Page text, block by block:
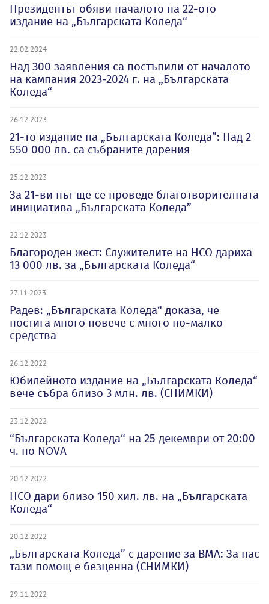
Президентът обяви началото на 22-ото
издание на „Българската Коледа“
22.02.2024
Над 300 заявления са постъпили от началото
на кампания 2023-2024 г. на „Българската
Коледа“
26.12.2023
21-то издание на „Българската Коледа”: Над 2
550 000 лв. са събраните дарения
25.12.2023
За 21-ви път ще се проведе благотворителната
инициатива „Българската Коледа”
22.12.2023
Благороден жест: Служителите на НСО дариха
13 000 лв. за „Българската Коледа“
27.11.2023
Радев: „Българската Коледа“ доказа, че
постига много повече с много по-малко
средства
26.12.2022
Юбилейното издание на „Българската Коледа“
вече събра близо 3 млн. лв. (СНИМКИ)
23.12.2022
“Българската Коледа“ на 25 декември от 20:00
ч. по NOVA
20.12.2022
НСО дари близо 150 хил. лв. на „Българската
Коледа“
20.12.2022
„Българската Коледа” с дарение за ВМА: За нас
тази помощ е безценна (СНИМКИ)
29.11.2022